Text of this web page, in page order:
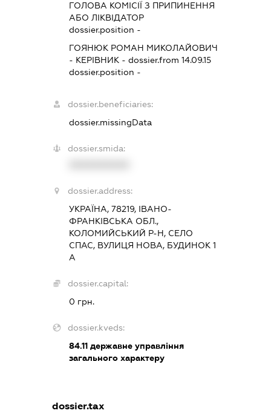
ГОЛОВА КОМІСІЇ З ПРИПИНЕННЯ
АБО ЛІКВІДАТОР
dossier.position -
ГОЯНЮК РОМАН МИКОЛАЙОВИЧ
- КЕРІВНИК - dossier.from 14.09.15
dossier.position -
dossier.beneficiaries:
dossier.missingData
dossier.smida:
dossier.address:
УКРАЇНА, 78219, ІВАНО-
ФРАНКІВСЬКА ОБЛ.,
КОЛОМИЙСЬКИЙ Р-Н, СЕЛО
СПАС, ВУЛИЦЯ НОВА, БУДИНОК 1
А
dossier.capital:
0 грн.
dossier.kveds:
84.11 державне управління
загального характеру
dossier.tax